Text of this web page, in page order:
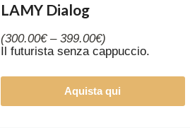
LAMY Dialog
(300.00€ – 399.00€)
Il futurista senza cappuccio.
Aquista qui